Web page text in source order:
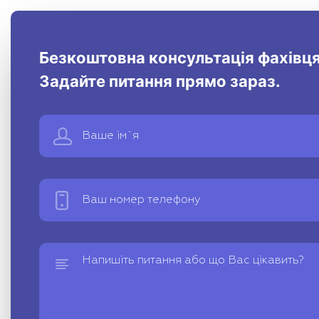
Безкоштовна консультація
Задайте питання прямо зараз.